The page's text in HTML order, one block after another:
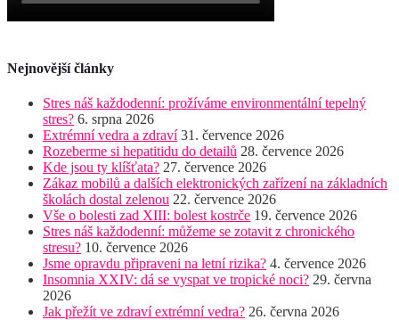
Nejnovější články
Stres náš každodenní: prožíváme environmentální tepelný
stres? 6. srpna 2026
Extrémní vedra a zdraví 31. července 2026
Rozeberme si hepatitidu do detailů 28. července 2026
Kde jsou ty klíšťata? 27. července 2026
Zákaz mobilů a dalších elektronických zařízení na základních
školách dostal zelenou 22. července 2026
Vše o bolesti zad XIII: bolest kostrče 19. července 2026
Stres náš každodenní: můžeme se zotavit z chronického
stresu? 10. července 2026
Jsme opravdu připraveni na letní rizika? 4. července 2026
Insomnia XXIV: dá se vyspat ve tropické noci? 29. června
2026
Jak přežít ve zdraví extrémní vedra? 26. června 2026